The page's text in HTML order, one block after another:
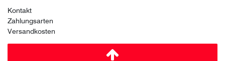
Kontakt
Zahlungsarten
Versandkosten